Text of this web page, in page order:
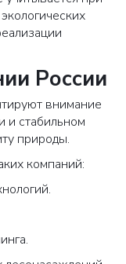
России
внимание
и стабильном
природы.
компаний: